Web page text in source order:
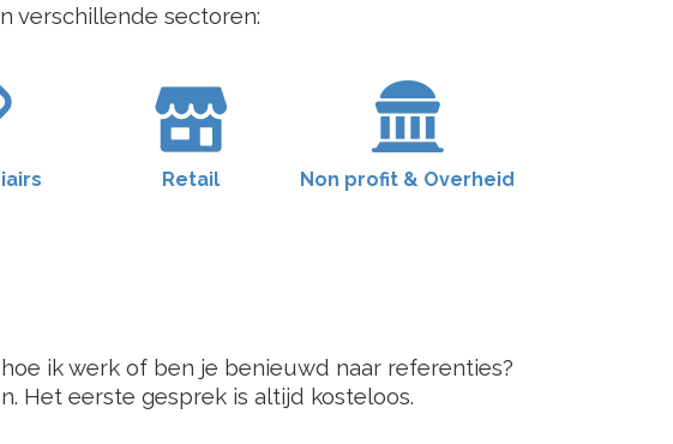
verschillende sectoren:
Retail Non profit & Overheid
ik werk of ben je benieuwd naar referenties?
Het eerste gesprek is altijd kosteloos.